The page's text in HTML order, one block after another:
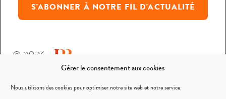
Gérer le consentement aux cookies
Nous utilisons des cookies pour optimiser notre site web et notre service.
S'ABONNER À NOTRE FIL D'ACTUALITÉ
© 2026